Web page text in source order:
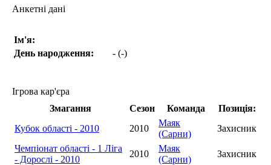
Анкетні дані
Ім'я:
День народження:
- (-)
Ігрова кар'єра
Змагання
Сезон Команда
Позиція:
Кубок області - 2010
2010
Маяк
(Сарни)
Захисник
Чемпіонат області - 1 Ліга
- Дорослі - 2010
2010
Маяк
(Сарни)
Захисник